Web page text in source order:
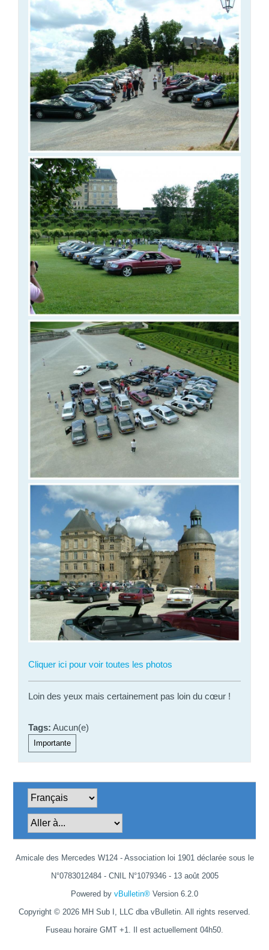
Cliquer ici pour voir toutes les photos
Loin des yeux mais certainement pas loin du cœur !
Tags: Aucun(e)
Importante
Amicale des Mercedes W124 - Association loi 1901 déclarée sous le
N°0783012484 - CNIL N°1079346 - 13 août 2005
Powered by vBulletin® Version 6.2.0
Copyright © 2026 MH Sub I, LLC dba vBulletin. All rights reserved.
Fuseau horaire GMT +1. Il est actuellement 04h50.